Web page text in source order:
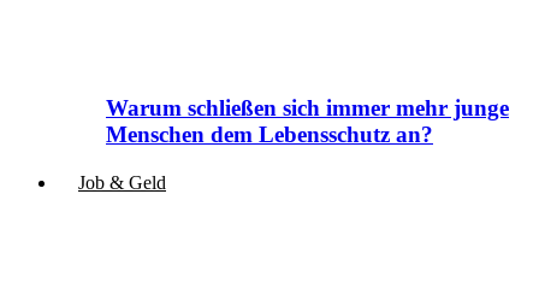
Warum schließen sich immer mehr junge
Menschen dem Lebensschutz an?
Job & Geld